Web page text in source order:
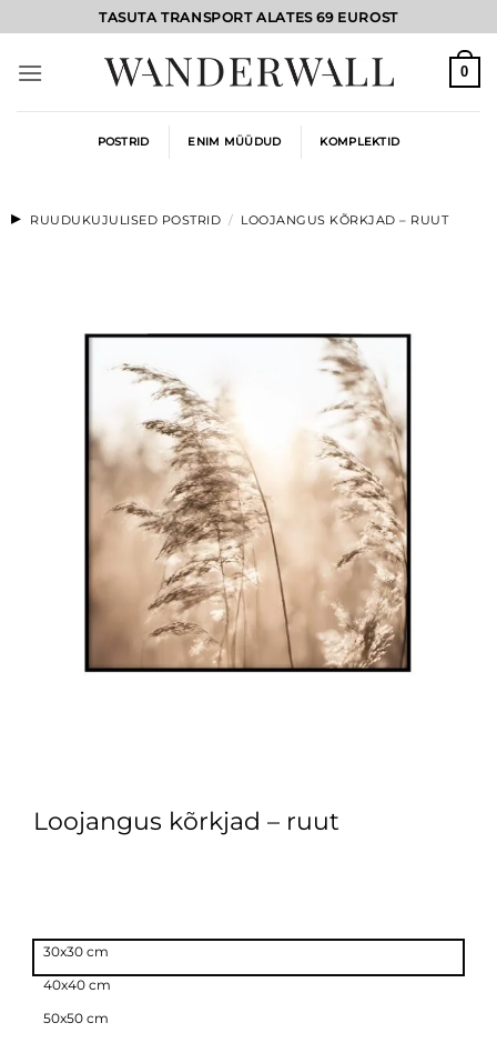
to
content
TASUTA TRANSPORT ALATES 69 EUROST
0
POSTRID ENIM MÜÜDUD KOMPLEKTID
RUUDUKUJULISED POSTRID / LOOJANGUS KÕRKJAD – RUUT
Loojangus kõrkjad – ruut
30x30 cm
40x40 cm
50x50 cm